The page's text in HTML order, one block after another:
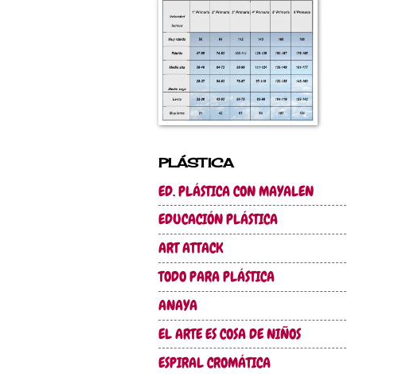
PLÁSTICA
ED. PLÁSTICA CON MAYALEN
EDUCACIÓN PLÁSTICA
ART ATTACK
TODO PARA PLÁSTICA
ANAYA
EL ARTE ES COSA DE NIÑOS
ESPIRAL CROMÁTICA